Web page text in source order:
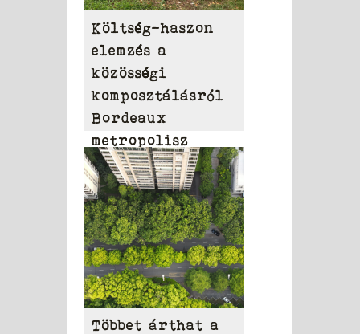
Költség-haszon
elemzés a
közösségi
komposztálásról
Bordeaux
metropolisz
területén
Többet árthat a